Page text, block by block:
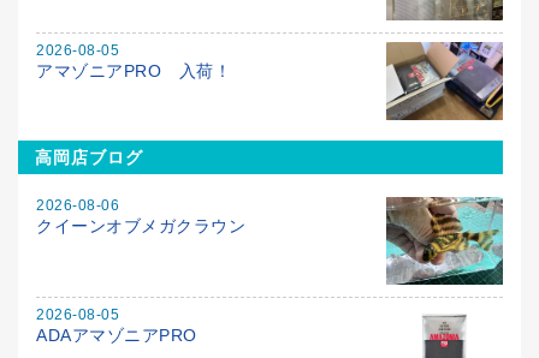
2026-08-05
アマゾニアPRO 入荷！
高岡店ブログ
2026-08-06
クイーンオブメガクラウン
2026-08-05
ADAアマゾニアPRO